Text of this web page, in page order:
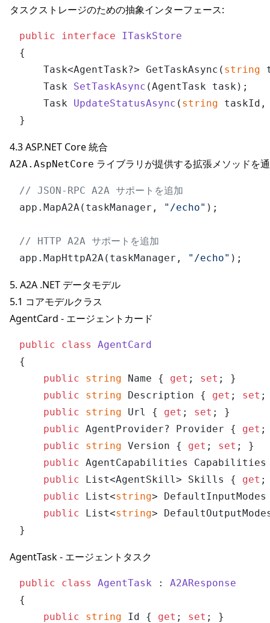
タスクストレージのための抽象インターフェース:
public interface
ITaskStore
{
    Task<AgentTask?> GetTaskAsync(
string
Task SetTaskAsync (AgentTask task ) ;
Task UpdateStatusAsync ( string taskId,
4.3 ASP.NET Core 統合
A2A.AspNetCore ライブラリが提供する拡張メソッドを
// JSON-RPC A2A サポートを追加
app.MapA2A(taskManager,
"/echo" );
// HTTP A2A サポートを追加
app.MapHttpA2A(taskManager,
"/echo"
5. A2A .NET データモデル
5.1 コアモデルクラス
AgentCard - エージェントカード
public class
AgentCard
{
public
string Name { get ; set ;
public
string Description { get ; set
public
string Url { get ; set ;
public AgentProvider? Provider { get
public
string Version { get ; set
public AgentCapabilities
public List<AgentSkill> Skills { get
public List<string>
public List<string>
AgentTask - エージェントタスク
public class AgentTask : A2AResponse
{
public
string Id { get ; set ;